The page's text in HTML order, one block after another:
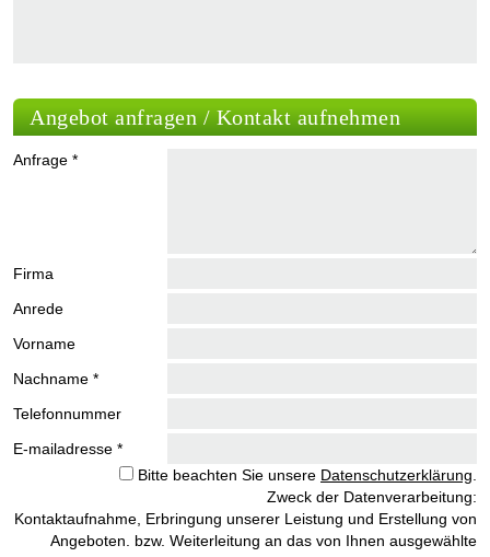
Angebot anfragen / Kontakt aufnehmen
Anfrage *
Firma
Anrede
Vorname
Nachname *
Telefonnummer
E-mailadresse *
Bitte beachten Sie unsere Datenschutzerklärung
Zweck der Datenverarbeitung:
Kontaktaufnahme, Erbringung unserer Leistung und Erstellung von
Angeboten. bzw. Weiterleitung an das von Ihnen ausgewählte